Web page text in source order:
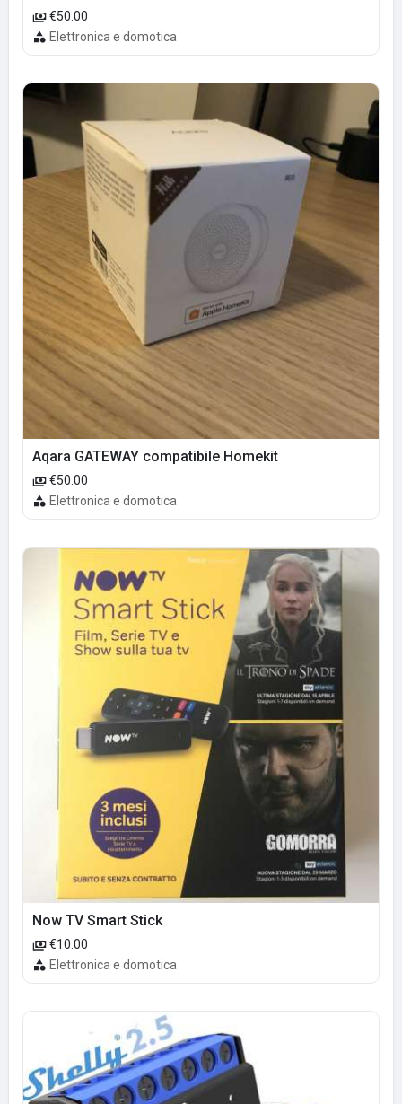
€50.00
Elettronica e domotica
Aqara GATEWAY compatibile Homekit
€50.00
Elettronica e domotica
Now TV Smart Stick
€10.00
Elettronica e domotica